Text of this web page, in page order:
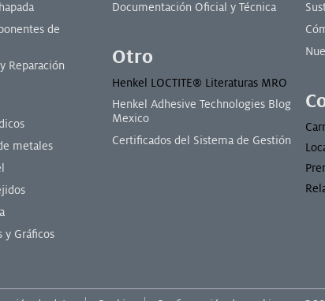
de
Reparación
metales
y Gráficos
Documentación Oficial y Técnica
Otro
Henkel LOCTITE® Literaturas MRO
Henkel Adhesive Technologies Blog
Mexico
Certificados del Sistema de Gestión